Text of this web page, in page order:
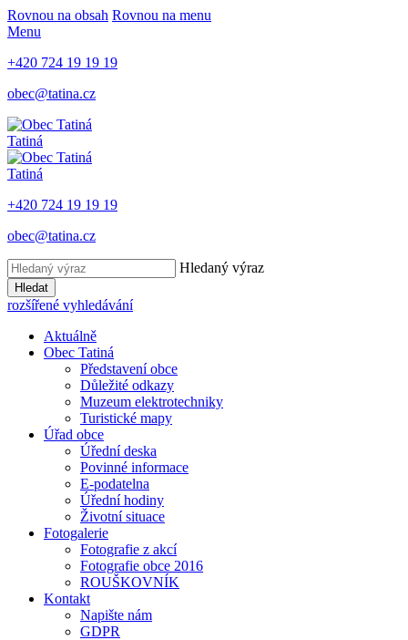
Rovnou na obsah Rovnou na menu
Menu
+420 724 19 19 19
obec@tatina.cz
Tatiná
Tatiná
+420 724 19 19 19
obec@tatina.cz
Hledaný výraz
Hledat
rozšířené vyhledávání
Aktuálně
Obec Tatiná
Představení obce
Důležité odkazy
Muzeum elektrotechniky
Turistické mapy
Úřad obce
Úřední deska
Povinné informace
E-podatelna
Úřední hodiny
Životní situace
Fotogalerie
Fotografie z akcí
Fotografie obce 2016
ROUŠKOVNÍK
Kontakt
Napište nám
GDPR